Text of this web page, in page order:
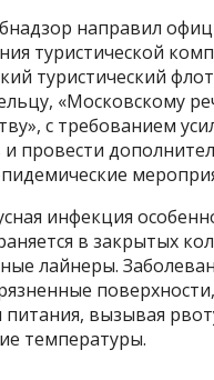
направил
туристической
туристический
«Московскому
с требованием
и провести
инфекция
в закрытых
лайнеры.
питания, вызывая
температуры.